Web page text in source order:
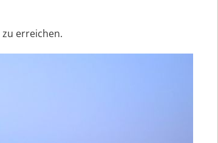
zu erreichen.